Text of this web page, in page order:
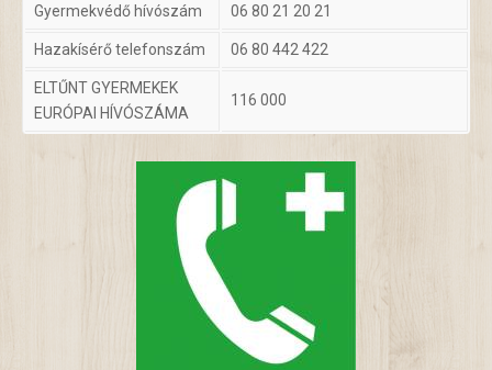
Gyermekvédő hívószám 06 80 21 20 21
Hazakísérő telefonszám 06 80 442 422
ELTŰNT GYERMEKEK
EURÓPAI HÍVÓSZÁMA
116 000